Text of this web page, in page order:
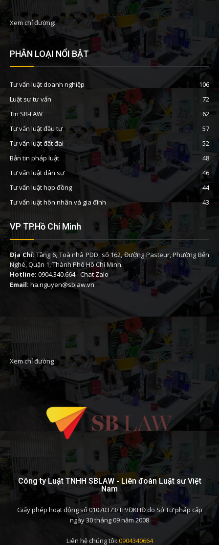
Xem chỉ đường:
PHÂN LOẠI NỔI BẬT
Tư vấn luật doanh nghiệp
106
Luật sư tư vấn
72
Tin SB-LAW
62
Tư vấn luật đầu tư
57
Tư vấn luật đất đai
52
Bản tin pháp luật
48
Tư vấn luật dân sự
46
Tư vấn luật hợp đồng
44
Tư vấn luật hôn nhân và gia đình
43
VP TP.Hồ Chí Minh
Địa Chỉ:Tầng 6, Toà nhà PDD, số 162, Đường Pasteur, Phường Bến
Nghé, Quận 1, Thành Phố Hồ Chí Minh.
Hotline: 0904.340.664-Chat Zalo
Email: ha.nguyen@sblaw.vn
Xem chỉ đường :
Công ty Luật TNHH SBLAW - Liên đoàn Luật sư Việt
Nam
Giấy phép hoạt động số 01070373/TP/ĐKHĐ do Sở Tư pháp cấp
ngày 30 tháng 09 năm 2008
Liên hệ chúng tôi: 0904340664